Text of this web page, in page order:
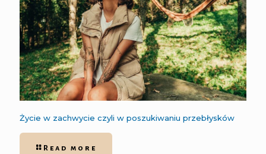
Życie w zachwycie czyli w poszukiwaniu przebłysków
Read more